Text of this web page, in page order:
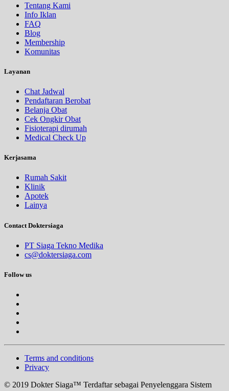
Tentang Kami
Info Iklan
FAQ
Blog
Membership
Komunitas
Layanan
Chat Jadwal
Pendaftaran Berobat
Belanja Obat
Cek Ongkir Obat
Fisioterapi dirumah
Medical Check Up
Kerjasama
Rumah Sakit
Klinik
Apotek
Lainya
Contact Doktersiaga
PT Siaga Tekno Medika
cs@doktersiaga.com
Follow us
Terms and conditions
Privacy
© 2019 Dokter Siaga™ Terdaftar sebagai Penyelenggara Sistem